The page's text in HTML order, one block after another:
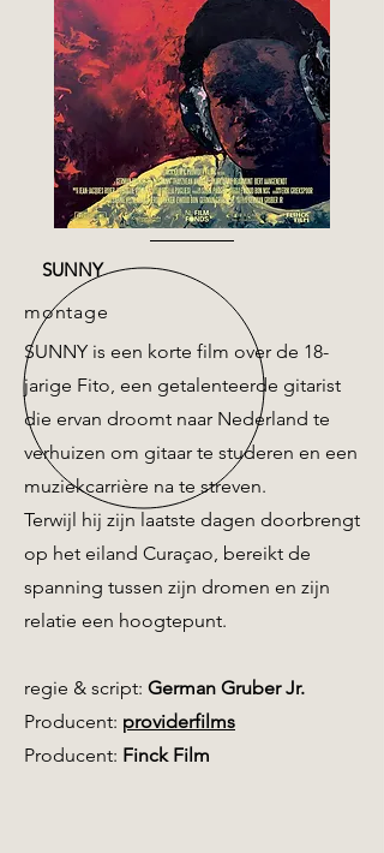
SUNNY
montage
SUNNY is een korte film over de 18-
jarige Fito, een getalenteerde gitarist
die ervan droomt naar Nederland te
verhuizen om gitaar te studeren en een
muziekcarrière na te streven.
Terwijl hij zijn laatste dagen doorbrengt
op het eiland Curaçao, bereikt de
spanning tussen zijn dromen en zijn
relatie een hoogtepunt.
regie & script: German Gruber Jr.
Producent: providerfilms
Producent: Finck Film